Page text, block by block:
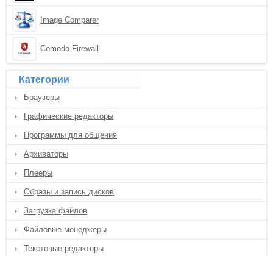
Image Comparer
Comodo Firewall
Категории
Браузеры
Графические редакторы
Программы для общения
Архиваторы
Плееры
Образы и запись дисков
Загрузка файлов
Файловые менеджеры
Текстовые редакторы